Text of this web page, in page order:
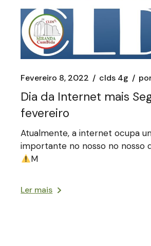
Fevereiro 8, 2022 clds 4g
Dia da Internet mais
fevereiro
Atualmente, a internet ocupa
importante no nosso no nosso
M
Ler mais